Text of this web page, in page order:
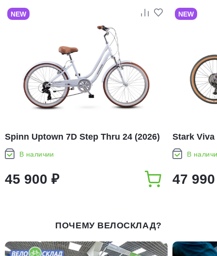
NEW
Spinn Uptown 7D Step Thru 24 (2026)
В наличии
45 900 ₽
NEW
Stark Viva
В
47
ПОЧЕМУ ВЕЛОСКЛАД?